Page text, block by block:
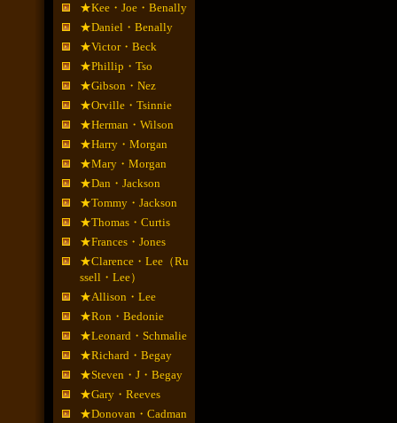
★Kee・Joe・Benally
★Daniel・Benally
★Victor・Beck
★Phillip・Tso
★Gibson・Nez
★Orville・Tsinnie
★Herman・Wilson
★Harry・Morgan
★Mary・Morgan
★Dan・Jackson
★Tommy・Jackson
★Thomas・Curtis
★Frances・Jones
★Clarence・Lee（Ru
ssell・Lee）
★Allison・Lee
★Ron・Bedonie
★Leonard・Schmalie
★Richard・Begay
★Steven・J・Begay
★Gary・Reeves
★Donovan・Cadman